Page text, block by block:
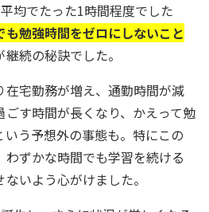
均でたった1時間程度でした
も勉強時間をゼロにしないこと
続の秘訣でした。
宅勤務が増え、通勤時間が減
す時間が長くなり、かえって勉
う予想外の事態も。特にこの
ずかな時間でも学習を続ける
いよう心がけました。